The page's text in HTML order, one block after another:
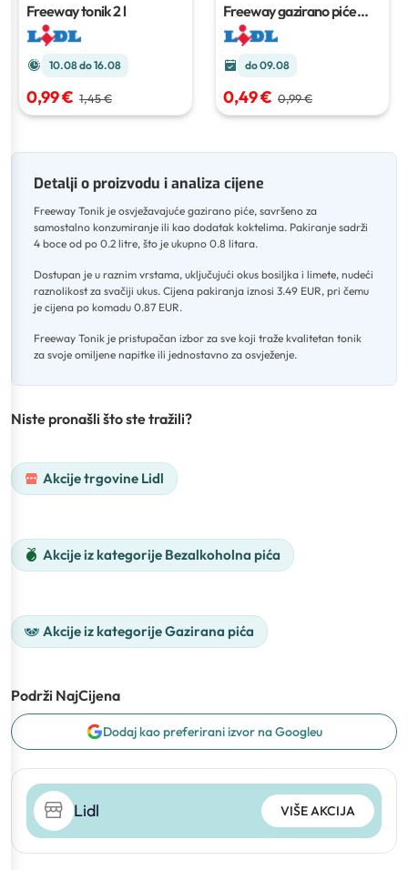
Freeway tonik2 l
10.08 do 16.08
0,99 € 1,45 €
Freeway gazirano piće
naranča
do 09.08
0,49 € 0,99 €
Detalji o proizvodu i analiza cijene
Freeway Tonik je osvježavajuće gazirano piće, savršeno za
samostalno konzumiranje ili kao dodatak koktelima. Pakiranje sadrži
4 boce od po 0.2 litre, što je ukupno 0.8 litara.
Dostupan je u raznim vrstama, uključujući okus bosiljka i limete, nudeći
raznolikost za svačiji ukus. Cijena pakiranja iznosi 3.49 EUR, pri čemu
je cijena po komadu 0.87 EUR.
Freeway Tonik je pristupačan izbor za sve koji traže kvalitetan tonik
za svoje omiljene napitke ili jednostavno za osvježenje.
Niste pronašli što ste tražili?
Akcije trgovine Lidl
Akcije iz kategorije Bezalkoholna pića
Akcije iz kategorije Gazirana pića
Podrži NajCijena
Dodaj kao preferirani izvor na Googleu
Lidl VIŠE AKCIJA